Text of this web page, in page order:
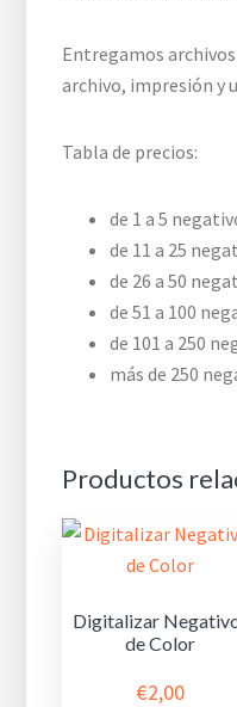
Entregamos
archivo, impresión y
Tabla de precios:
de 1 a 5
de 11 a 25
de 26 a 50
de 51 a 100
de 101 a 250
más de 250
Productos
Digitalizar
de Color
€2,00